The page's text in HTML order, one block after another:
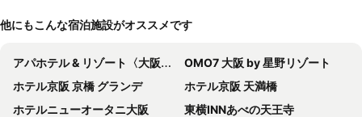
他にもこんな宿泊施設がオススメです
アパホテル & リゾート〈大阪なんば駅前タワー〉
OMO7 大阪 by 星野リゾート
ホテル京阪 京橋 グランデ
ホテル京阪 天満橋
ホテルニューオータニ大阪
東横INNあべの天王寺